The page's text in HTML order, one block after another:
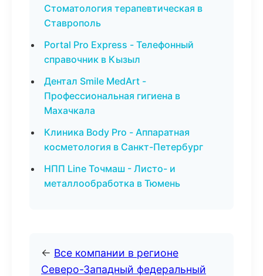
Стоматология терапевтическая в
Ставрополь
Portal Pro Express - Телефонный
справочник в Кызыл
Дентал Smile MedArt -
Профессиональная гигиена в
Махачкала
Клиника Body Pro - Аппаратная
косметология в Санкт-Петербург
НПП Line Точмаш - Листо- и
металлообработка в Тюмень
← Все компании в регионе
Северо-Западный федеральный